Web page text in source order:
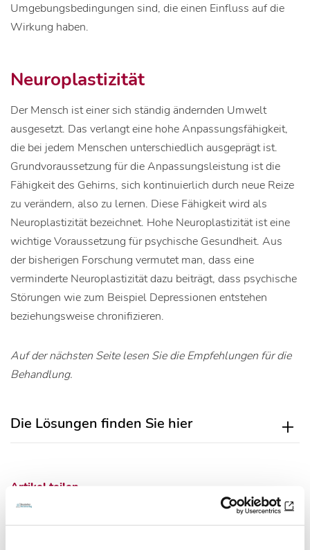
Umgebungsbedingungen sind, die einen Einfluss auf die
Wirkung haben.
Neuroplastizität
Der Mensch ist einer sich ständig ändernden Umwelt
ausgesetzt. Das verlangt eine hohe Anpassungsfähigkeit,
die bei jedem Menschen unterschiedlich ausgeprägt ist.
Grundvoraussetzung für die Anpassungsleistung ist die
Fähigkeit des Gehirns, sich kontinuierlich durch neue Reize
zu verändern, also zu lernen. Diese Fähigkeit wird als
Neuroplastizität bezeichnet. Hohe Neuroplastizität ist eine
wichtige Voraussetzung für psychische Gesundheit. Aus
der bisherigen Forschung vermutet man, dass eine
verminderte Neuroplastizität dazu beiträgt, dass psychische
Störungen wie zum Beispiel Depressionen entstehen
beziehungsweise chronifizieren.
Auf der nächsten Seite lesen Sie die Empfehlungen für die
Behandlung.
Die Lösungen finden Sie hier
Artikel teilen